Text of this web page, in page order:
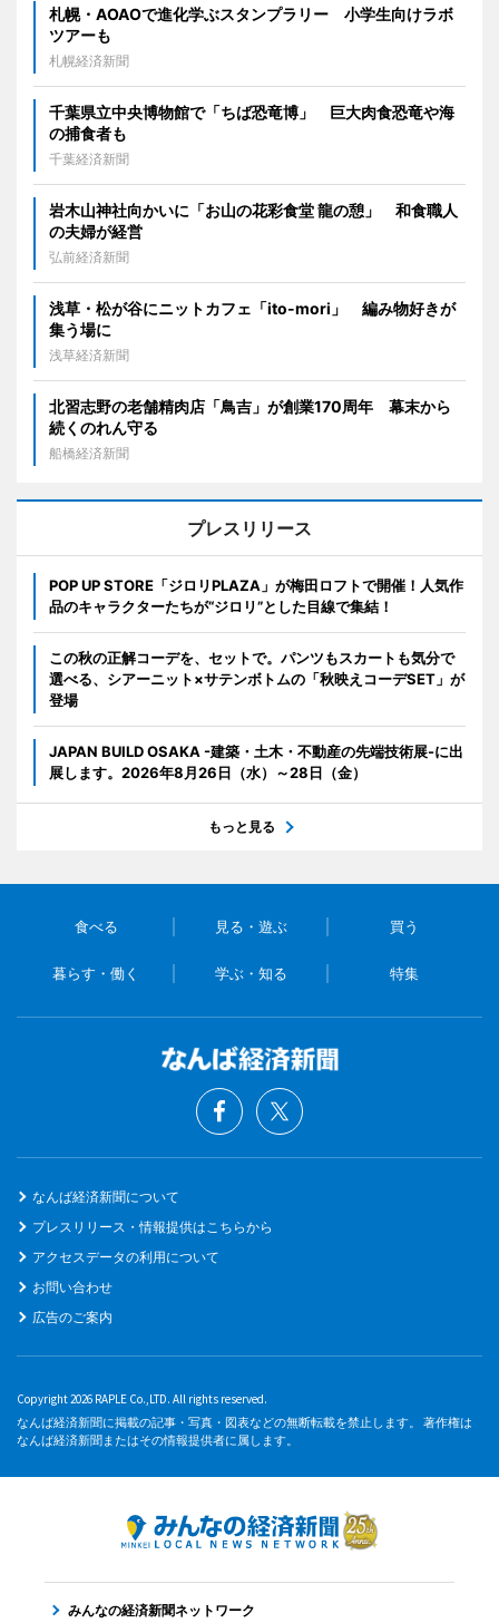
札幌・AOAOで進化学ぶスタンプラリー 小学生向けラボ
ツアーも
札幌経済新聞
千葉県立中央博物館で「ちば恐竜博」 巨大肉食恐竜や海
の捕食者も
千葉経済新聞
岩木山神社向かいに「お山の花彩食堂 龍の憩」 和食職人
の夫婦が経営
弘前経済新聞
浅草・松が谷にニットカフェ「ito-mori」 編み物好きが
集う場に
浅草経済新聞
北習志野の老舗精肉店「鳥吉」が創業170周年 幕末から
続くのれん守る
船橋経済新聞
プレスリリース
POP UP STORE「ジロリPLAZA」が梅田ロフトで開催！人気作
品のキャラクターたちが“ジロリ”とした目線で集結！
この秋の正解コーデを、セットで。パンツもスカートも気分で
選べる、シアーニット×サテンボトムの「秋映えコーデSET」が
登場
JAPAN BUILD OSAKA -建築・土木・不動産の先端技術展-に出
展します。2026年8月26日（水）～28日（金）
もっと見る
食べる 見る・遊ぶ 買う
暮らす・働く 学ぶ・知る 特集
なんば経済新聞について
プレスリリース・情報提供はこちらから
アクセスデータの利用について
お問い合わせ
広告のご案内
Copyright 2026 RAPLE Co.,LTD. All rights reserved.
なんば経済新聞に掲載の記事・写真・図表などの無断転載を禁止します。 著作権は
なんば経済新聞またはその情報提供者に属します。
みんなの経済新聞ネットワーク